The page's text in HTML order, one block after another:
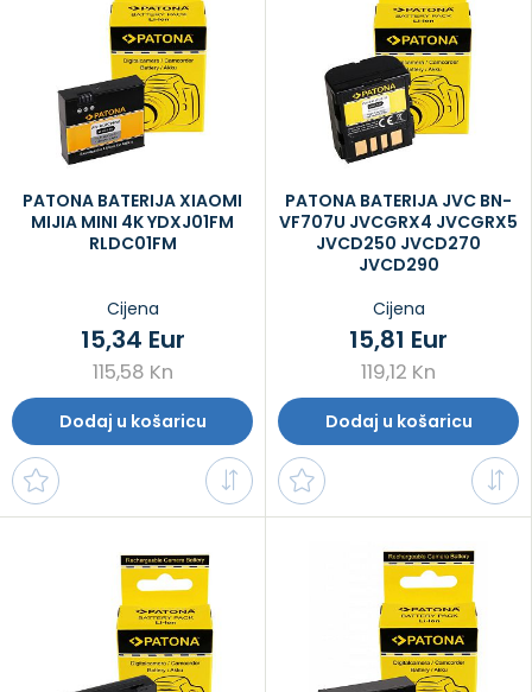
PATONA BATERIJA XIAOMI
MIJIA MINI 4K YDXJ01FM
RLDC01FM
Cijena
115,58 Kn
15,34 Eur
Dodaj u košaricu
PATONA BATERIJA JVC BN-
VF707U JVCGRX4 JVCGRX5
JVCD250 JVCD270
JVCD290
Cijena
119,12 Kn
15,81 Eur
Dodaj u košaricu